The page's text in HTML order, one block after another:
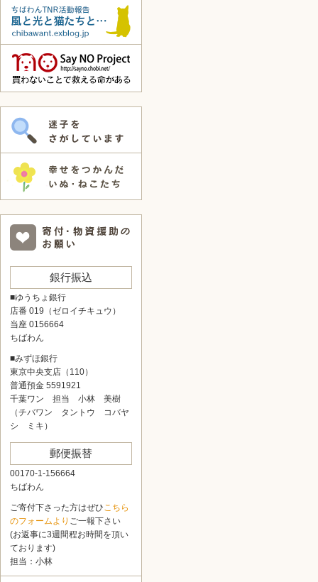
銀行振込
■ゆうちょ銀行
店番 019（ゼロイチキュウ）
当座 0156664
ちばわん
■みずほ銀行
東京中央支店（110）
普通預金 5591921
千葉ワン 担当 小林 美樹
（チバワン タントウ コバヤ
シ ミキ）
郵便振替
00170-1-156664
ちばわん
ご寄付下さった方はぜひこちら
のフォームより ご一報下さい
(お返事に3週間程お時間を頂い
ております)
担当：小林